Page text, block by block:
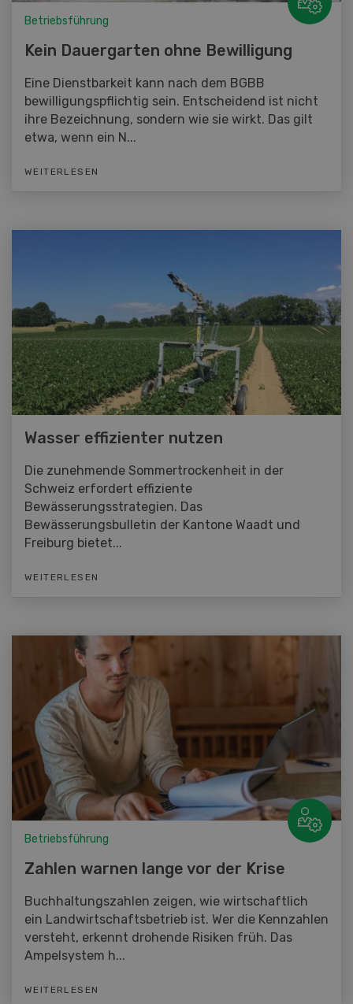
Betriebsführung
Kein Dauergarten ohne Bewilligung
Eine Dienstbarkeit kann nach dem BGBB
bewilligungspflichtig sein. Entscheidend ist nicht
ihre Bezeichnung, sondern wie sie wirkt. Das gilt
etwa, wenn ein N...
WEITERLESEN
Wasser effizienter nutzen
Die zunehmende Sommertrockenheit in der
Schweiz erfordert effiziente
Bewässerungsstrategien. Das
Bewässerungsbulletin der Kantone Waadt und
Freiburg bietet...
WEITERLESEN
Betriebsführung
Zahlen warnen lange vor der Krise
Buchhaltungszahlen zeigen, wie wirtschaftlich
ein Landwirtschaftsbetrieb ist. Wer die Kennzahlen
versteht, erkennt drohende Risiken früh. Das
Ampelsystem h...
WEITERLESEN